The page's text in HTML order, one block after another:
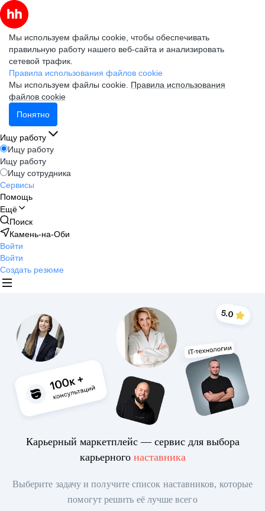
Мы используем файлы cookie, чтобы обеспечивать
правильную работу нашего веб-сайта и анализировать
сетевой трафик.
Правила использования файлов cookie
Мы используем файлы cookie. Правила использования
файлов cookie
Понятно
Ищу работу
Ищу работу
Ищу работу
Ищу сотрудника
Сервисы
Помощь
Ещё
Поиск
Камень-на-Оби
Войти
Войти
Создать резюме
Карьерный маркетплейс — сервис для выбора
карьерного наставника
Выберите задачу и получите список наставников, которые
помогут решить её лучше всего